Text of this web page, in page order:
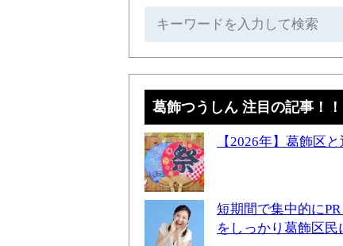
葛飾つうしん 注目の記事！！
【2026年】葛飾区
短期間で集中的に
をしっかり葛飾区民